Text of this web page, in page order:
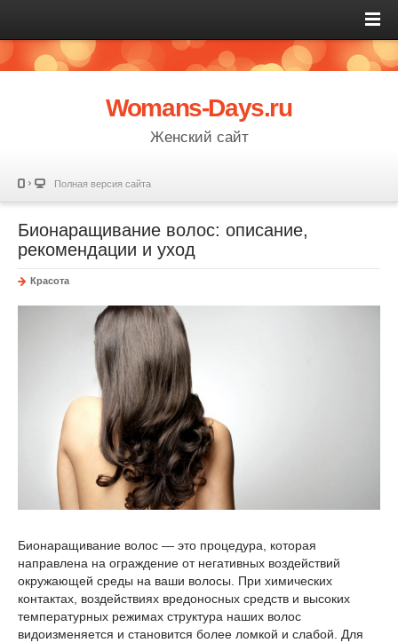
Womans-Days.ru
Женский сайт
Полная версия сайта
Бионаращивание волос: описание,
рекомендации и уход
Красота
Бионаращивание волос — это процедура, которая
направлена на ограждение от негативных воздействий
окружающей среды на ваши волосы. При химических
контактах, воздействиях вредоносных средств и высоких
температурных режимах структура наших волос
видоизменяется и становится более ломкой и слабой. Для